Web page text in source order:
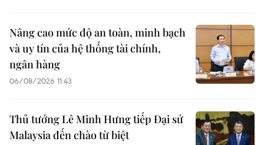
Nâng cao mức độ an toàn, minh bạch
và uy tín của hệ thống tài chính,
ngân hàng
06/08/2026 11:43
Thủ tướng Lê Minh Hưng tiếp Đại sứ
Malaysia đến chào từ biệt